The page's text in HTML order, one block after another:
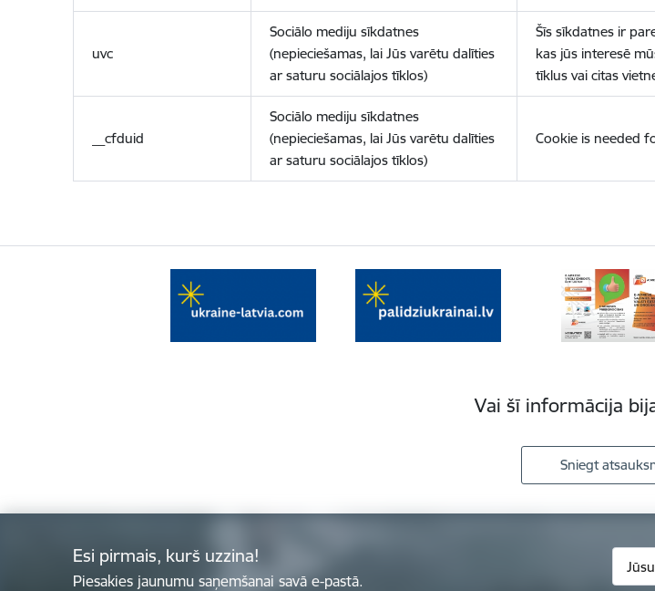
uvc
Sociālo mediju sīkdatnes
(nepieciešamas, lai Jūs varētu dalīties
ar saturu sociālajos tīklos)
Šīs sīkdatnes ir
kas jūs interesē
tīklus vai citas
__cfduid
Sociālo mediju sīkdatnes
(nepieciešamas, lai Jūs varētu dalīties
ar saturu sociālajos tīklos)
Cookie is needed
Vai šī informācija
Sniegt
Esi pirmais, kurš uzzina!
Piesakies jaunumu saņemšanai savā e-pastā.